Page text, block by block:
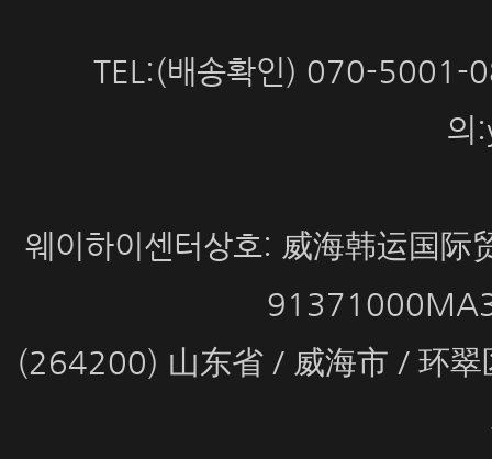
TEL:(배송확인) 070-
의
웨이하이센터상호: 威海韩运国
(264200) 山东省 / 威海市 / 环